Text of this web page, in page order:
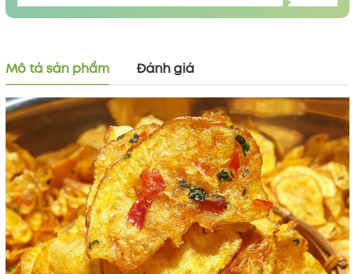
Mô tả sản phẩm Đánh giá